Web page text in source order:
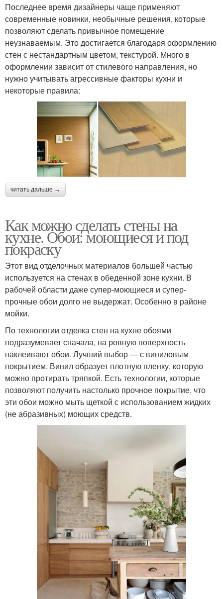
Последнее время дизайнеры чаще применяют
современные новинки, необычные решения, которые
позволяют сделать привычное помещение
неузнаваемым. Это достигается благодаря оформлению
стен с нестандартным цветом, текстурой. Много в
оформлении зависит от стилевого направления, но
нужно учитывать агрессивные факторы кухни и
некоторые правила:
читать дальше →
Как можно сделать стены на
кухне. Обои: моющиеся и под
покраску
Этот вид отделочных материалов большей частью
используется на стенах в обеденной зоне кухни. В
рабочей области даже супер-моющиеся и супер-
прочные обои долго не выдержат. Особенно в районе
мойки.
По технологии отделка стен на кухне обоями
подразумевает сначала, на ровную поверхность
наклеивают обои. Лучший выбор — с виниловым
покрытием. Винил образует плотную пленку, которую
можно протирать тряпкой. Есть технологии, которые
позволяют получить настолько прочное покрытие, что
эти обои можно мыть щеткой с использованием жидких
(не абразивных) моющих средств.